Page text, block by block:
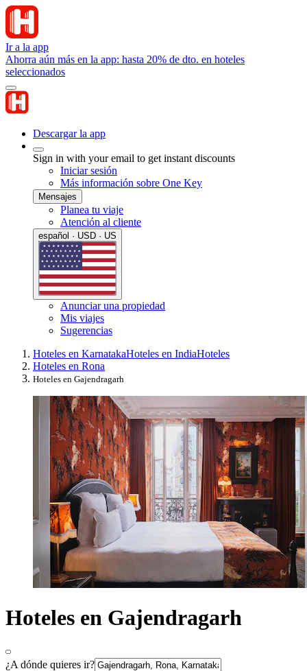
Ir a la app
Ahorra aún más en la app: hasta 20% de dto. en hoteles
seleccionados
Descargar la app
Sign in with your email to get instant discounts
Iniciar sesión
Más información sobre One Key
Mensajes
Planea tu viaje
Atención al cliente
español · USD · US
Anunciar una propiedad
Mis viajes
Sugerencias
Hoteles en KarnatakaHoteles en IndiaHoteles
Hoteles en Rona
Hoteles en Gajendragarh
Hoteles en Gajendragarh
¿A dónde quieres ir?